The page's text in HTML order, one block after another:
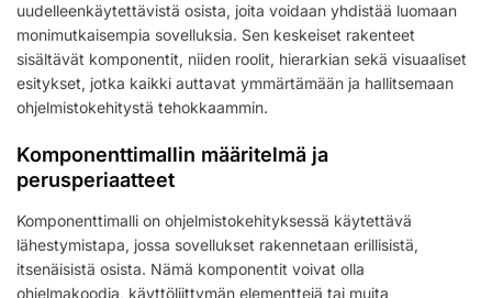
uudelleenkäytettävistä osista, joita voidaan yhdistää luomaan
monimutkaisempia sovelluksia. Sen keskeiset rakenteet
sisältävät komponentit, niiden roolit, hierarkian sekä visuaaliset
esitykset, jotka kaikki auttavat ymmärtämään ja hallitsemaan
ohjelmistokehitystä tehokkaammin.
Komponenttimallin määritelmä ja
perusperiaatteet
Komponenttimalli on ohjelmistokehityksessä käytettävä
lähestymistapa, jossa sovellukset rakennetaan erillisistä,
itsenäisistä osista. Nämä komponentit voivat olla
ohjelmakoodia, käyttöliittymän elementtejä tai muita